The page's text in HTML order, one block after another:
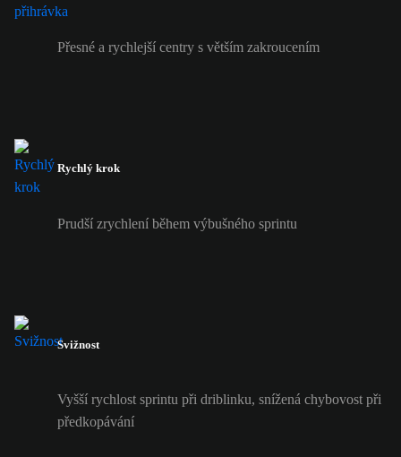
Přesné a rychlejší centry s větším zakroucením
Rychlý krok
Prudší zrychlení během výbušného sprintu
Svižnost
Vyšší rychlost sprintu při driblinku, snížená chybovost při
předkopávání